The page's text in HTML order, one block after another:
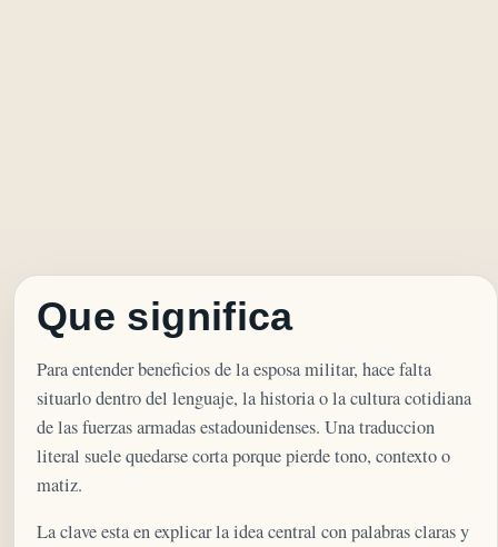
Que significa
Para entender beneficios de la esposa militar, hace falta
situarlo dentro del lenguaje, la historia o la cultura cotidiana
de las fuerzas armadas estadounidenses. Una traduccion
literal suele quedarse corta porque pierde tono, contexto o
matiz.
La clave esta en explicar la idea central con palabras claras y